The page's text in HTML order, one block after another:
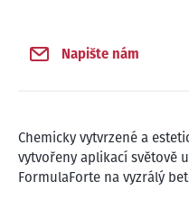
Napište nám
Chemicky vytvrzené a
vytvořeny aplikací světově
FormulaForte na vyzrálý